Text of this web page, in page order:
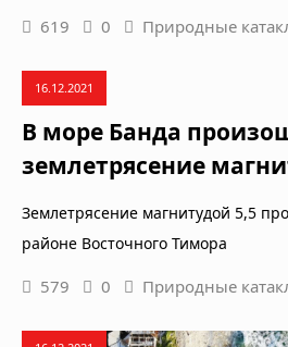
619 0 Природные
16.12.2021
В море Банда
землетрясение
Землетрясение магнитудой 5,5
районе Восточного Тимора
579 0 Природные